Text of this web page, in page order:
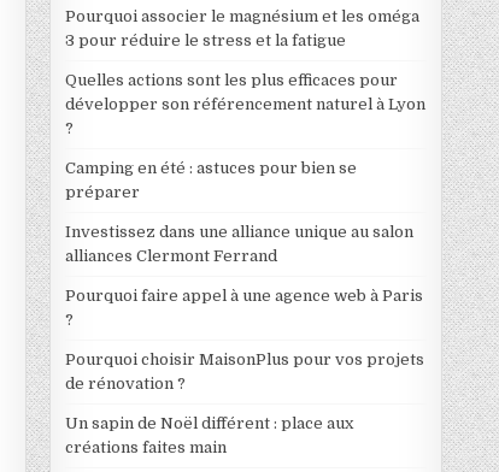
Pourquoi associer le magnésium et les oméga
3 pour réduire le stress et la fatigue
Quelles actions sont les plus efficaces pour
développer son référencement naturel à Lyon
?
Camping en été : astuces pour bien se
préparer
Investissez dans une alliance unique au salon
alliances Clermont Ferrand
Pourquoi faire appel à une agence web à Paris
?
Pourquoi choisir MaisonPlus pour vos projets
de rénovation ?
Un sapin de Noël différent : place aux
créations faites main